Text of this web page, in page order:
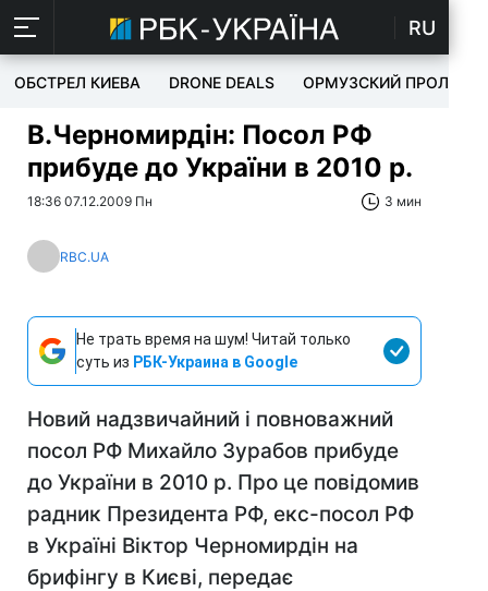
RU
ОБСТРЕЛ КИЕВА DRONE DEALS ОРМУЗСКИЙ ПРОЛИВ
В.Черномирдін: Посол РФ
прибуде до України в 2010 р.
18:36 07.12.2009 Пн 3 мин
RBC.UA
Не трать время на шум! Читай только
суть из РБК-Украина в Google
Новий надзвичайний і повноважний
посол РФ Михайло Зурабов прибуде
до України в 2010 р. Про це повідомив
радник Президента РФ, екс-посол РФ
в Україні Віктор Черномирдін на
брифінгу в Києві, передає